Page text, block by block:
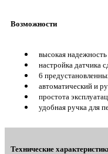
Возможности
высокая
настройка датчика
6
автоматический и
простота
удобная ручка для
Технические